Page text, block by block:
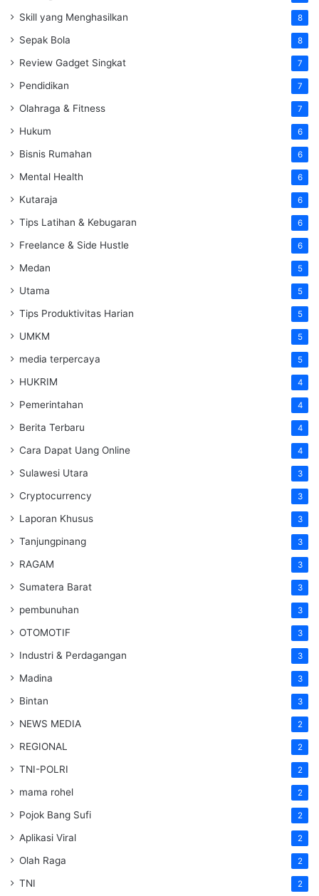
Skill yang Menghasilkan 8
Sepak Bola 8
Review Gadget Singkat 7
Pendidikan 7
Olahraga & Fitness 7
Hukum 6
Bisnis Rumahan 6
Mental Health 6
Kutaraja 6
Tips Latihan & Kebugaran 6
Freelance & Side Hustle 6
Medan 5
Utama 5
Tips Produktivitas Harian 5
UMKM 5
media terpercaya 5
HUKRIM 4
Pemerintahan 4
Berita Terbaru 4
Cara Dapat Uang Online 4
Sulawesi Utara 3
Cryptocurrency 3
Laporan Khusus 3
Tanjungpinang 3
RAGAM 3
Sumatera Barat 3
pembunuhan 3
OTOMOTIF 3
Industri & Perdagangan 3
Madina 3
Bintan 3
NEWS MEDIA 2
REGIONAL 2
TNI-POLRI 2
mama rohel 2
Pojok Bang Sufi 2
Aplikasi Viral 2
Olah Raga 2
TNI 2